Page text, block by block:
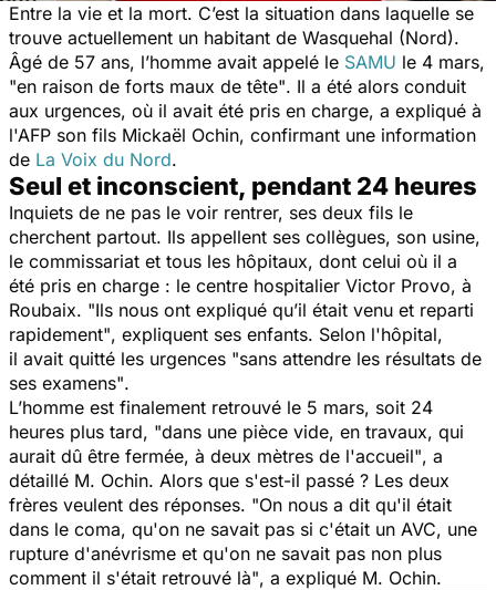
Entre la vie et la mort. C’est la situation dans laquelle se
trouve actuellement un habitant de Wasquehal (Nord).
Âgé de 57 ans, l’homme avait appelé le SAMU le 4 mars,
"en raison de forts maux de tête". Il a été alors conduit
aux urgences, où il avait été pris en charge, a expliqué à
l'AFP son fils Mickaël Ochin, confirmant une information
de La Voix du Nord.
Seul et inconscient, pendant 24 heures
Inquiets de ne pas le voir rentrer, ses deux fils le
cherchent partout. Ils appellent ses collègues, son usine,
le commissariat et tous les hôpitaux, dont celui où il a
été pris en charge : le centre hospitalier Victor Provo, à
Roubaix. "Ils nous ont expliqué qu’il était venu et reparti
rapidement", expliquent ses enfants. Selon l'hôpital,
il avait quitté les urgences "sans attendre les résultats de
ses examens".
L’homme est finalement retrouvé le 5 mars, soit 24
heures plus tard, "dans une pièce vide, en travaux, qui
aurait dû être fermée, à deux mètres de l'accueil", a
détaillé M. Ochin. Alors que s'est-il passé ? Les deux
frères veulent des réponses. "On nous a dit qu'il était
dans le coma, qu'on ne savait pas si c'était un AVC, une
rupture d'anévrisme et qu'on ne savait pas non plus
comment il s'était retrouvé là", a expliqué M. Ochin.